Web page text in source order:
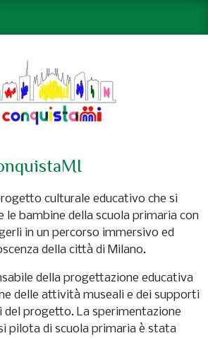
le bambine della scuola primaria con
in un percorso immersivo ed
della città di Milano.
della progettazione educativa
delle attività museali e dei supporti
progetto. La sperimentazione
pilota di scuola primaria è stata